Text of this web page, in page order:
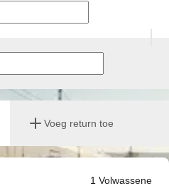
Voeg return toe
1 Volwassene